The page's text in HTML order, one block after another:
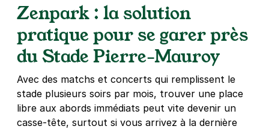
Zenpark : la solution
pratique pour se garer près
du Stade Pierre‑Mauroy
Avec des matchs et concerts qui remplissent le
stade plusieurs soirs par mois, trouver une place
libre aux abords immédiats peut vite devenir un
casse‑tête, surtout si vous arrivez à la dernière